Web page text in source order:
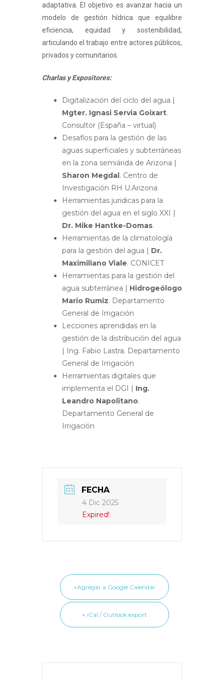
adaptativa. El objetivo es avanzar hacia un
modelo de gestión hídrica que equilibre
eficiencia, equidad y sostenibilidad,
articulando el trabajo entre actores públicos,
privados y comunitarios.
Charlas y Expositores:
Digitalización del ciclo del agua |
Mgter. Ignasi Servia Goixart.
Consultor (España – virtual)
Desafíos para la gestión de las
aguas superficiales y subterráneas
en la zona semiárida de Arizona |
Sharon Megdal. Centro de
Investigación RH U.Arizona
Herramientas juridicas para la
gestión del agua en el siglo XXI |
Dr. Mike Hantke-Domas.
Herramientas de la climatología
para la gestión del agua | Dr.
Maximiliano Viale. CONICET
Herramientas para la gestión del
agua subterránea | Hidrogeólogo
Mario Rumiz. Departamento
General de Irrigación
Lecciones aprendidas en la
gestión de la distribución del agua
| Ing. Fabio Lastra. Departamento
General de Irrigación
Herramientas digitales que
implementa el DGI | Ing.
Leandro Napolitano.
Departamento General de
Irrigación
FECHA
4 Dic 2025
Expired!
+Agregar a Google Calendar
+ iCal / Outlook export